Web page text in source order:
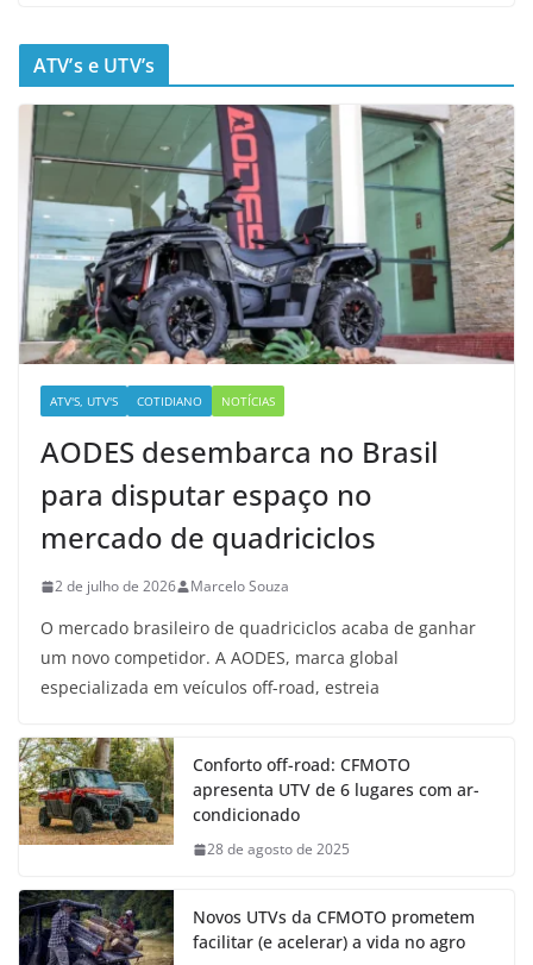
ATV’s e UTV’s
ATV'S, UTV'S COTIDIANO NOTÍCIAS
AODES desembarca no Brasil
para disputar espaço no
mercado de quadriciclos
2 de julho de 2026 Marcelo Souza
O mercado brasileiro de quadriciclos acaba de ganhar
um novo competidor. A AODES, marca global
especializada em veículos off-road, estreia
Conforto off-road: CFMOTO
apresenta UTV de 6 lugares com ar-
condicionado
28 de agosto de 2025
Novos UTVs da CFMOTO prometem
facilitar (e acelerar) a vida no agro